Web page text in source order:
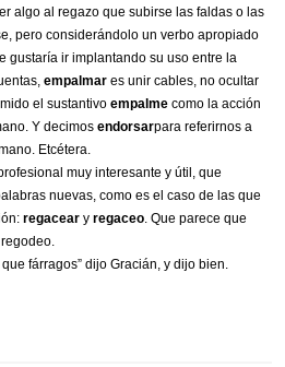
algo al regazo que subirse las faldas o las
pero considerándolo un verbo apropiado
gustaría ir implantando su uso entre la
empalmar es unir cables, no ocultar
el sustantivo empalme como la acción
Y decimos endorsarpara referirnos a
. Etcétera.
muy interesante y útil, que
nuevas, como es el caso de las que
regacear y regaceo. Que parece que
fárragos” dijo Gracián, y dijo bien.